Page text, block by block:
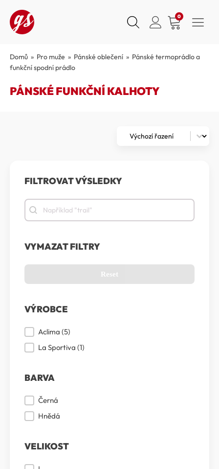
0
Domů » Pro muže » Pánské oblečení » Pánské termoprádlo a
funkční spodní prádlo
PÁNSKÉ FUNKČNÍ KALHOTY
Zoradenie
Sort content
FILTROVAT VÝSLEDKY
Filtrovat výsledky
Filtrovat výsledky
VYMAZAT FILTRY
Reset
VÝROBCE
Výrobce
Aclima (5)
La Sportiva (1)
BARVA
BarvaČerná
Hnědá
VELIKOST